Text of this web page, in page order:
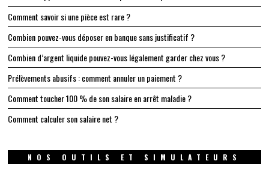
Comment savoir si une pièce est rare ?
Combien pouvez-vous déposer en banque sans justificatif ?
Combien d’argent liquide pouvez-vous légalement garder chez vous ?
Prélèvements abusifs : comment annuler un paiement ?
Comment toucher 100 % de son salaire en arrêt maladie ?
Comment calculer son salaire net ?
NOS OUTILS ET SIMULATEURS